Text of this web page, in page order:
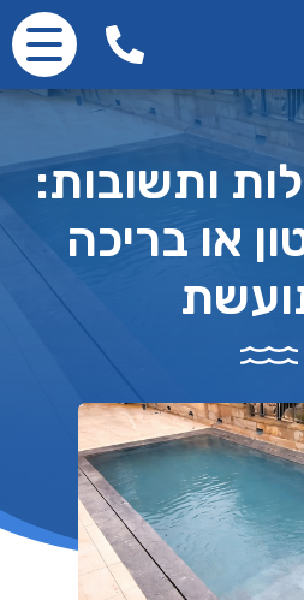
ותשובות:
או בריכה